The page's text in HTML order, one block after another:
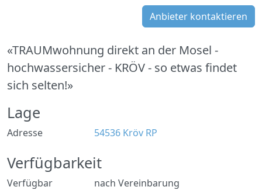
Anbieter kontaktieren
«TRAUMwohnung direkt an der Mosel -
hochwassersicher - KRÖV - so etwas findet
sich selten!»
Lage
Adresse 54536 Kröv RP
Verfügbarkeit
Verfügbar nach Vereinbarung